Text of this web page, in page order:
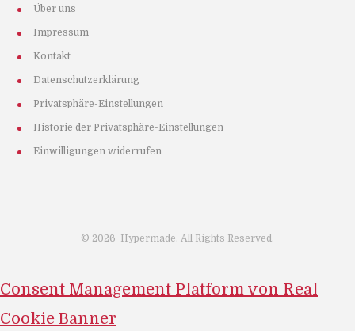
Über uns
Impressum
Kontakt
Datenschutzerklärung
Privatsphäre-Einstellungen
Historie der Privatsphäre-Einstellungen
Einwilligungen widerrufen
© 2026 Hypermade. All Rights Reserved.
Consent Management Platform von Real
Cookie Banner